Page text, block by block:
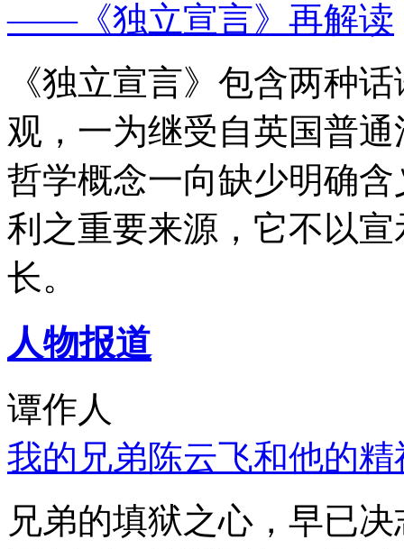
——《独立宣言》再解读
《独立宣言》包含两种
观，一为继受自英国普
哲学概念一向缺少明确
利之重要来源，它不以
长。
人物报道
谭作人
我的兄弟陈云飞和他的
兄弟的填狱之心，早已